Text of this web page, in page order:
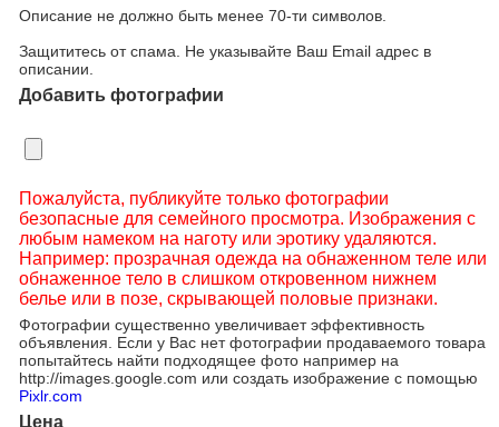
Описание не должно быть менее 70-ти символов.
Защититесь от спама. Не указывайте Ваш Email адрес в
описании.
Добавить фотографии
Пожалуйста, публикуйте только фотографии
безопасные для семейного просмотра. Изображения с
любым намеком на наготу или эротику удаляются.
Например: прозрачная одежда на обнаженном теле или
обнаженное тело в слишком откровенном нижнем
белье или в позе, скрывающей половые признаки.
Фотографии существенно увеличивает эффективность
объявления. Если у Вас нет фотографии продаваемого товара
попытайтесь найти подходящее фото например на
http://images.google.com или создать изображение с помощью
Pixlr.com
Цена